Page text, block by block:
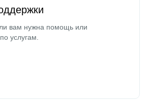
вам нужна помощь или
услугам.